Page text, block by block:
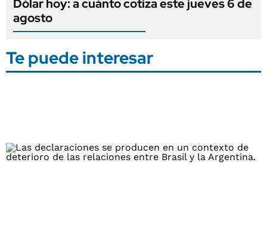
Dólar hoy: a cuánto cotiza este jueves 6 de
agosto
Te puede interesar